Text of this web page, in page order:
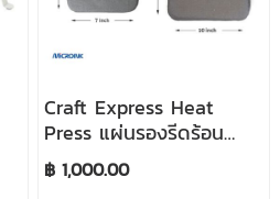
Craft Express Heat
Press แผ่นรองรีดร้อน
สำหรับเครื่องรีด Craft
Express
฿ 1,000.00